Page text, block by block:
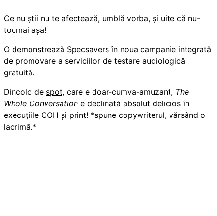
Ce nu știi nu te afectează, umblă vorba, și uite că nu-i
tocmai așa!
O demonstrează Specsavers în noua campanie integrată
de promovare a serviciilor de testare audiologică
gratuită.
Dincolo de spot, care e doar-cumva-amuzant, The
Whole Conversation e declinată absolut delicios în
execuțiile OOH și print! *spune copywriterul, vărsând o
lacrimă.*